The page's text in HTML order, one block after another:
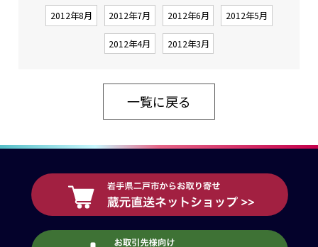
2012年8月 2012年7月 2012年6月 2012年5月
2012年4月 2012年3月
一覧に戻る